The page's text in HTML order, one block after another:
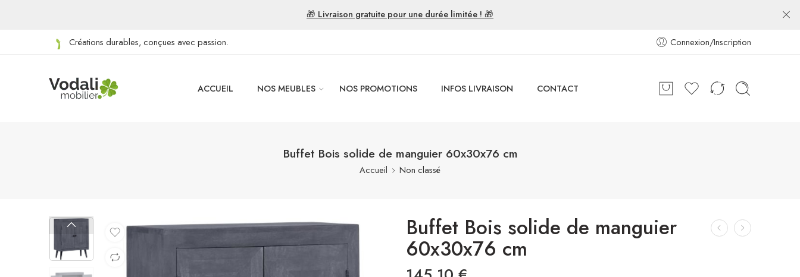
🎁 Livraison gratuite pour une durée limitée ! 🎁
Créations durables, conçues avec passion. Connexion/Inscription
ACCUEIL NOS MEUBLES NOS PROMOTIONS INFOS LIVRAISON CONTACT
Buffet Bois solide de manguier 60x30x76 cm
Accueil Non classé
Buffet Bois solide de manguier
60x30x76 cm